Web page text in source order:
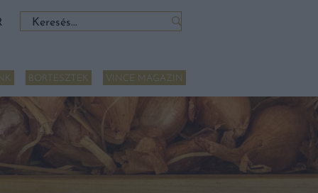
Keresés:
BORTESZTEK VINCE MAGAZIN